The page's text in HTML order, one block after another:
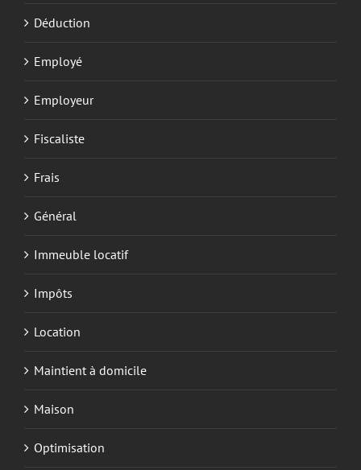
Déduction
Employé
Employeur
Fiscaliste
Frais
Général
Immeuble locatif
Impôts
Location
Maintient à domicile
Maison
Optimisation